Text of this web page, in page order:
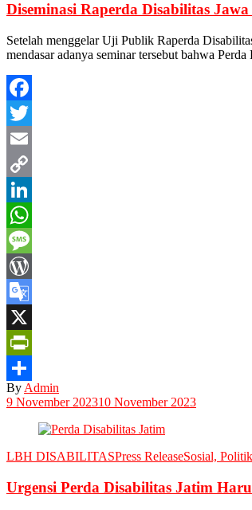
Diseminasi Raperda Disabilitas
Setelah menggelar Uji Publik Raperda
mendasar adanya seminar tersebut bahwa
Facebook
Twitter
Email
Copy
Link
LinkedIn
WhatsApp
Message
WordPress
Google
Translate
X
PrintFriendly
Share
By Admin
9 November 202310 November 2023
LBH DISABILITASPress ReleaseSosial,
Urgensi Perda Disabilitas Jatim